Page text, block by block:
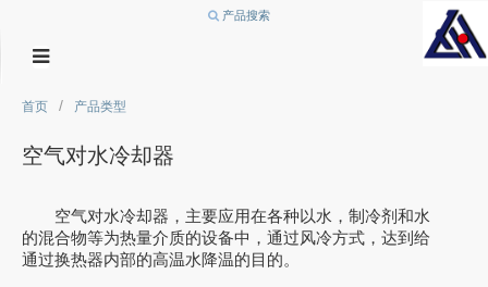
产品搜索
首页 / 产品类型
空气对水冷却器
空气对水冷却器，主要应用在各种以水，制冷剂和水
的混合物等为热量介质的设备中，通过风冷方式，达到给
通过换热器内部的高温水降温的目的。